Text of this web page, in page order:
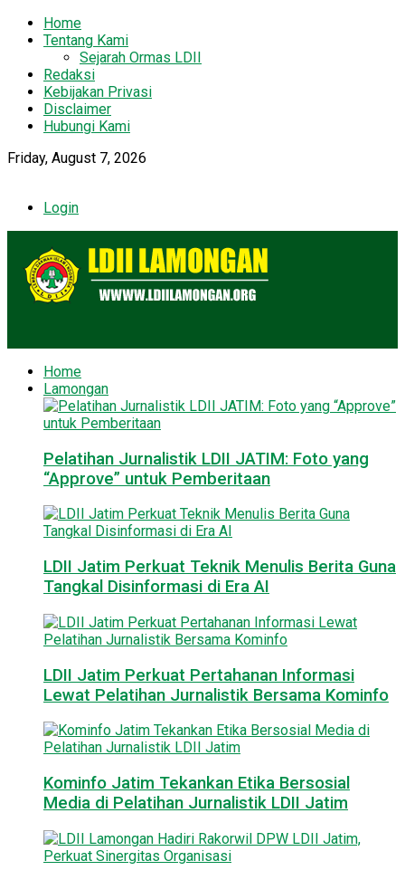
Home
Tentang Kami
Sejarah Ormas LDII
Redaksi
Kebijakan Privasi
Disclaimer
Hubungi Kami
Friday, August 7, 2026
Login
Home
Lamongan
Pelatihan Jurnalistik LDII JATIM: Foto yang
“Approve” untuk Pemberitaan
LDII Jatim Perkuat Teknik Menulis Berita Guna
Tangkal Disinformasi di Era AI
LDII Jatim Perkuat Pertahanan Informasi
Lewat Pelatihan Jurnalistik Bersama Kominfo
Kominfo Jatim Tekankan Etika Bersosial
Media di Pelatihan Jurnalistik LDII Jatim